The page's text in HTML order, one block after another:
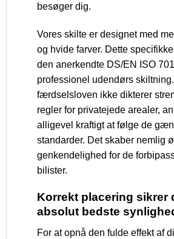
besøger dig.
Vores skilte er designet med
og hvide farver. Dette
den anerkendte DS/EN ISO
professionel udendørs
færdselsloven ikke dikterer
regler for privatejede arealer,
alligevel kraftigt at følge de
standarder. Det skaber nemlig
genkendelighed for de
bilister.
Korrekt placering sikrer
absolut bedste
For at opnå den fulde effekt af